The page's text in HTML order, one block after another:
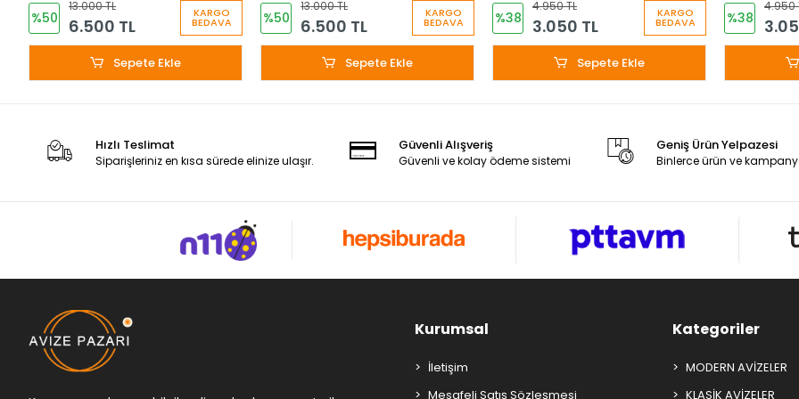
%50
13.000 TL
6.500 TL
KARGO
BEDAVA
Sepete Ekle
%50
13.000 TL
6.500 TL
KARGO
BEDAVA
Sepete Ekle
%38
4.950 TL
3.050 TL
KARGO
BEDAVA
Sepete Ekle
%38
4.950
Hızlı Teslimat
Siparişleriniz en kısa sürede elinize ulaşır.
Güvenli Alışveriş
Güvenli ve kolay ödeme sistemi
Geniş Ürün Yelpazesi
Binlerce ürün ve
Kurumsal
İletişim
Mesafeli Satış Sözleşmesi
Kategoriler
MODERN AVİZELER
KLASİK AVİZELER